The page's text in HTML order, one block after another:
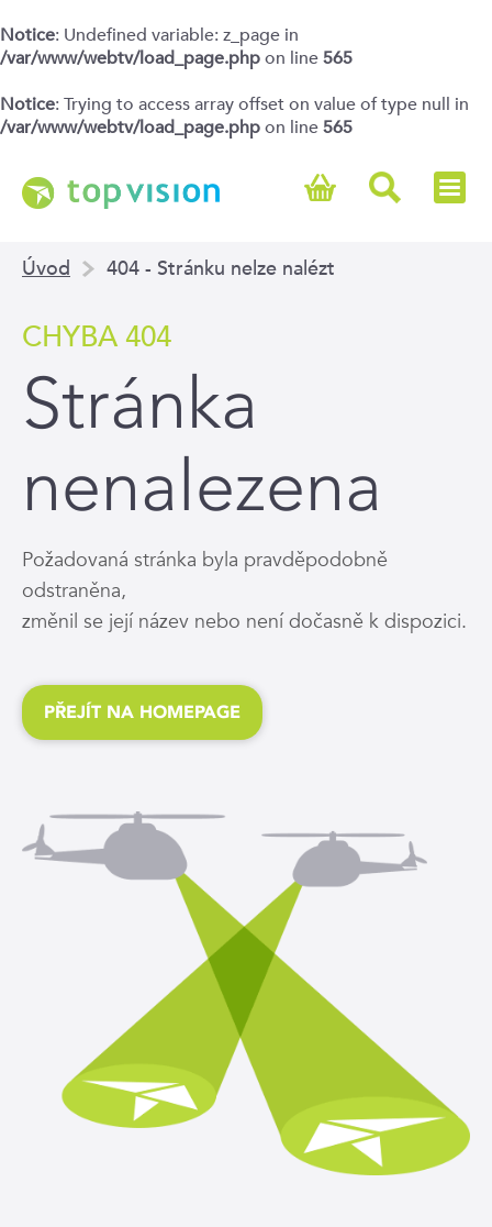
Notice: Undefined variable: z_page in
/var/www/webtv/load_page.phpon line565
Notice: Trying to access array offset on value of type null in
/var/www/webtv/load_page.phpon line565
Úvod 404 - Stránku nelze nalézt
CHYBA 404
Stránka
nenalezena
Požadovaná stránka byla pravděpodobně
odstraněna,
změnil se její název nebo není dočasně k dispozici.
PŘEJÍT NA HOMEPAGE